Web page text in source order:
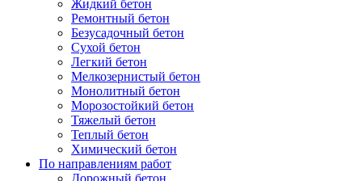
Жидкий бетон
Ремонтный бетон
Безусадочный бетон
Сухой бетон
Легкий бетон
Мелкозернистый бетон
Монолитный бетон
Морозостойкий бетон
Тяжелый бетон
Теплый бетон
Химический бетон
По направлениям работ
Дорожный бетон